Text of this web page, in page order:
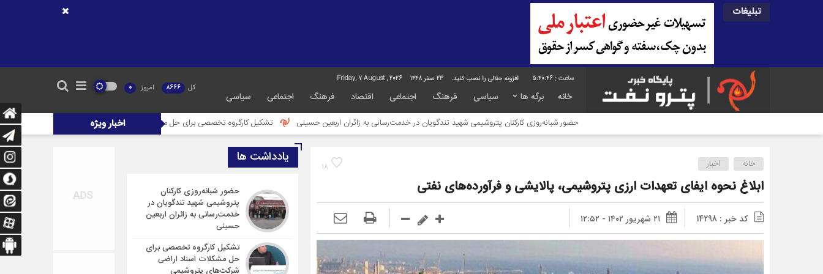
تبلیغات
5:40:46 افزونه جلالی را نصب کنید. 23 صفر 1448
خانه برگه ها سیاسی فرهنگ اجتماعی اقتصاد فرهنگ اجتماعی سیاسی
کل 8666 امروز 0
اخبار ویژه حضور شبانه‌روزی کارکنان پتروشیمی شهید تندگویان در خدمت‌رسانی به زائران اربعین حسینی تشکیل کارگروه تخصصی برای حل مشکلات اسناد اراضی شرکت‌های پتروشیمی پیام تسلیت
18 خانه اخبار
ابلاغ نحوه ایفای تعهدات ارزی پتروشیمی، پالایشی و فرآورده‌های نفتی
کد خبر : 14298 ۲۱ شهریور ۱۴۰۲ - ۱۲:۵۲
یادداشت ها
حضور شبانه‌روزی کارکنان
پتروشیمی شهید تندگویان در
خدمت‌رسانی به زائران اربعین
حسینی
تشکیل کارگروه تخصصی برای
حل مشکلات اسناد اراضی
شرکت‌های پتروشیمی